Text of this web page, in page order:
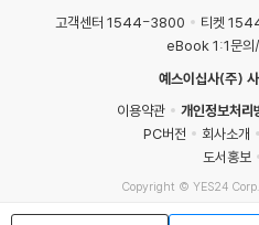
고객센터 1544-3800 티켓
eBook 1:1문의
예스이십사(주)
이용약관
개인정보처리
PC버전
회사소개
도서홍보
Copyright © YES24